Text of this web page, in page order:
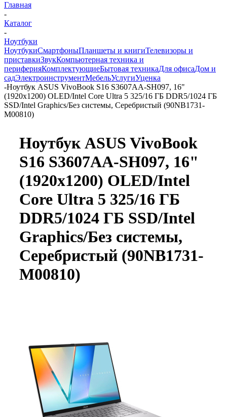
Главная
-
Каталог
-
Ноутбуки
НоутбукиСмартфоныПланшеты и книгиТелевизоры и
приставкиЗвукКомпьютерная техника и
периферияКомплектующиеБытовая техникаДля офисаДом и
садЭлектроинструментМебельУслугиУценка
-Ноутбук ASUS VivoBook S16 S3607AA-SH097, 16"
(1920x1200) OLED/Intel Core Ultra 5 325/16 ГБ DDR5/1024 ГБ
SSD/Intel Graphics/Без системы, Серебристый (90NB1731-
M00810)
Ноутбук ASUS VivoBook
S16 S3607AA-SH097, 16"
(1920x1200) OLED/Intel
Core Ultra 5 325/16 ГБ
DDR5/1024 ГБ SSD/Intel
Graphics/Без системы,
Серебристый (90NB1731-
M00810)